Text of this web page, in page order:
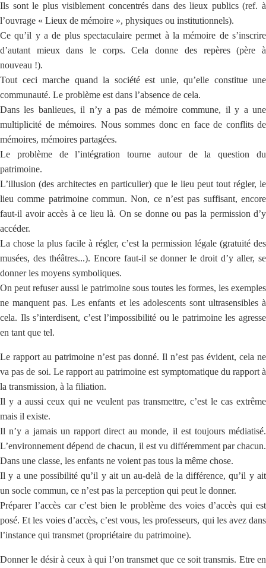
Ils sont le plus visiblement concentrés dans des lieux publics (ref. à
l’ouvrage « Lieux de mémoire », physiques ou institutionnels).
Ce qu’il y a de plus spectaculaire permet à la mémoire de s’inscrire
d’autant mieux dans le corps. Cela donne des repères (père à
nouveau !).
Tout ceci marche quand la société est unie, qu’elle constitue une
communauté. Le problème est dans l’absence de cela.
Dans les banlieues, il n’y a pas de mémoire commune, il y a une
multiplicité de mémoires. Nous sommes donc en face de conflits de
mémoires, mémoires partagées.
Le problème de l’intégration tourne autour de la question du
patrimoine.
L’illusion (des architectes en particulier) que le lieu peut tout régler, le
lieu comme patrimoine commun. Non, ce n’est pas suffisant, encore
faut-il avoir accès à ce lieu là. On se donne ou pas la permission d’y
accéder.
La chose la plus facile à régler, c’est la permission légale (gratuité des
musées, des théâtres...). Encore faut-il se donner le droit d’y aller, se
donner les moyens symboliques.
On peut refuser aussi le patrimoine sous toutes les formes, les exemples
ne manquent pas. Les enfants et les adolescents sont ultrasensibles à
cela. Ils s’interdisent, c’est l’impossibilité ou le patrimoine les agresse
en tant que tel.
Le rapport au patrimoine n’est pas donné. Il n’est pas évident, cela ne
va pas de soi. Le rapport au patrimoine est symptomatique du rapport à
la transmission, à la filiation.
Il y a aussi ceux qui ne veulent pas transmettre, c’est le cas extrême
mais il existe.
Il n’y a jamais un rapport direct au monde, il est toujours médiatisé.
L’environnement dépend de chacun, il est vu différemment par chacun.
Dans une classe, les enfants ne voient pas tous la même chose.
Il y a une possibilité qu’il y ait un au-delà de la différence, qu’il y ait
un socle commun, ce n’est pas la perception qui peut le donner.
Préparer l’accès car c’est bien le problème des voies d’accès qui est
posé. Et les voies d’accès, c’est vous, les professeurs, qui les avez dans
l’instance qui transmet (propriétaire du patrimoine).
Donner le désir à ceux à qui l’on transmet que ce soit transmis. Etre en